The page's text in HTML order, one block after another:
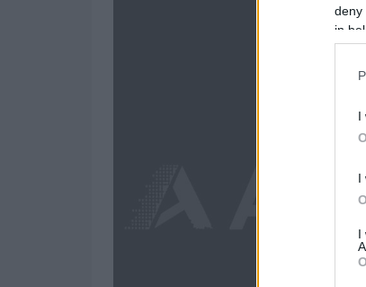
deny
in
I
I
I